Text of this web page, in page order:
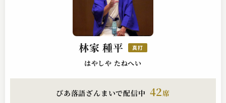
林家 種平 真打
はやしや たねへい
ぴあ落語ざんまいで配信中 42席